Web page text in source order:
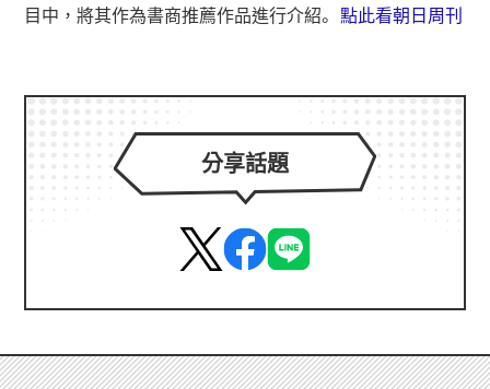
目中，將其作為書商推薦作品進行介紹。 點此看朝日周刊
分享話題